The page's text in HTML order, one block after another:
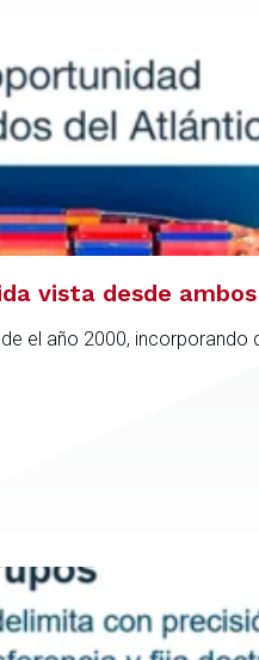
vista desde
el año 2000, incorporando